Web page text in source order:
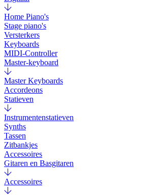
Home Piano's
Stage piano's
Versterkers
Keyboards
MIDI-Controller
Master-keyboard
Master Keyboards
Accordeons
Statieven
Instrumentenstatieven
Synths
Tassen
Zitbankjes
Accessoires
Gitaren en Basgitaren
Accessoires